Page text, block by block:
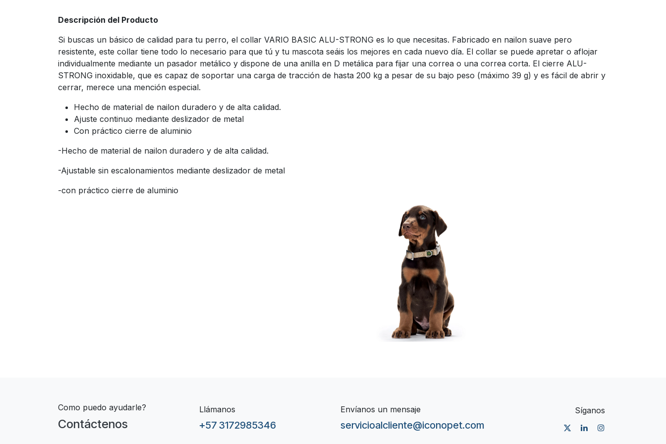
Descripción del Producto
Si buscas un básico de calidad para tu perro, el collar VARIO BASIC ALU-STRONG es lo que necesitas. Fabricado en nailon suave pero
resistente, este collar tiene todo lo necesario para que tú y tu mascota seáis los mejores en cada nuevo día. El collar se puede apretar o aflojar
individualmente mediante un pasador metálico y dispone de una anilla en D metálica para fijar una correa o una correa corta. El cierre ALU-
STRONG inoxidable, que es capaz de soportar una carga de tracción de hasta 200 kg a pesar de su bajo peso (máximo 39 g) y es fácil de abrir y
cerrar, merece una mención especial.
Hecho de material de nailon duradero y de alta calidad.
Ajuste continuo mediante deslizador de metal
Con práctico cierre de aluminio
-Hecho de material de nailon duradero y de alta calidad.
-Ajustable sin escalonamientos mediante deslizador de metal
-con práctico cierre de aluminio
Como puedo ayudarle?
Contáctenos
Llámanos
+57 3172985346
Envíanos un mensaje
servicioalcliente@iconopet.com
Síganos